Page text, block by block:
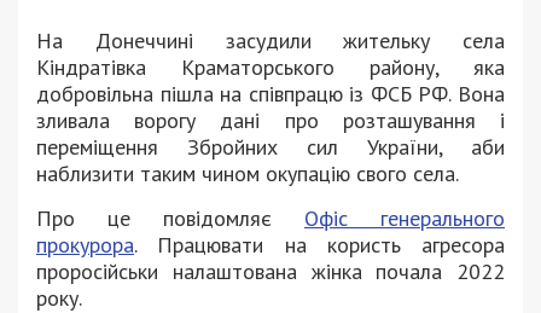
На Донеччині засудили жительку села
Кіндратівка Краматорського району, яка
добровільна пішла на співпрацю із ФСБ РФ. Вона
зливала ворогу дані про розташування і
переміщення Збройних сил України, аби
наблизити таким чином окупацію свого села.
Про це повідомляє Офіс генерального
прокурора. Працювати на користь агресора
проросійськи налаштована жінка почала 2022
року.